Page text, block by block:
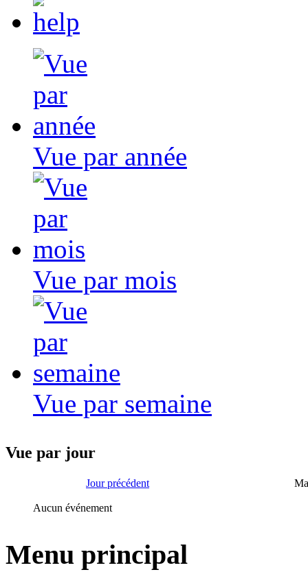
Vue par année
Vue par mois
Vue par semaine
Vue par jour
Jour précédent
Aucun événement
Menu principal